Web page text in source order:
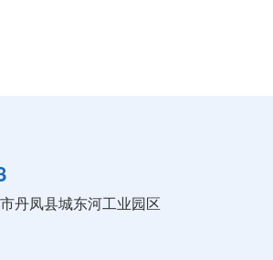
丹凤县城东河工业园区